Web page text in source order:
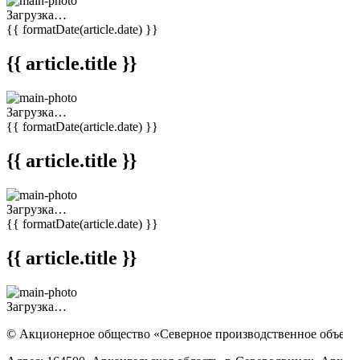
Загрузка…
{{ formatDate(article.date) }}
{{ article.title }}
Загрузка…
{{ formatDate(article.date) }}
{{ article.title }}
Загрузка…
{{ formatDate(article.date) }}
{{ article.title }}
Загрузка…
© Акционерное общество «Северное производственное